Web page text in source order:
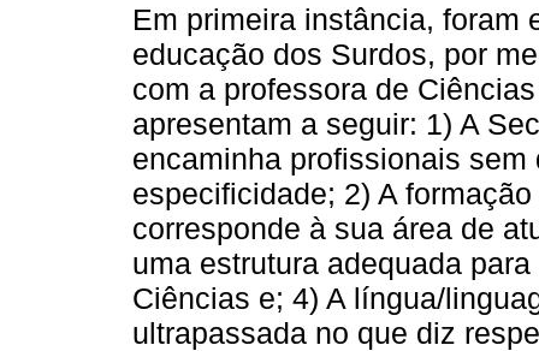
Em primeira instância, foram
educação dos Surdos, por
com a professora de
apresentam a seguir: 1) A
encaminha profissionais
especificidade; 2) A
corresponde à sua área de
uma estrutura adequada
Ciências e; 4) A língua/
ultrapassada no que diz